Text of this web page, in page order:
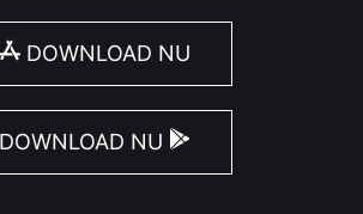
DOWNLOAD NU
DOWNLOAD NU